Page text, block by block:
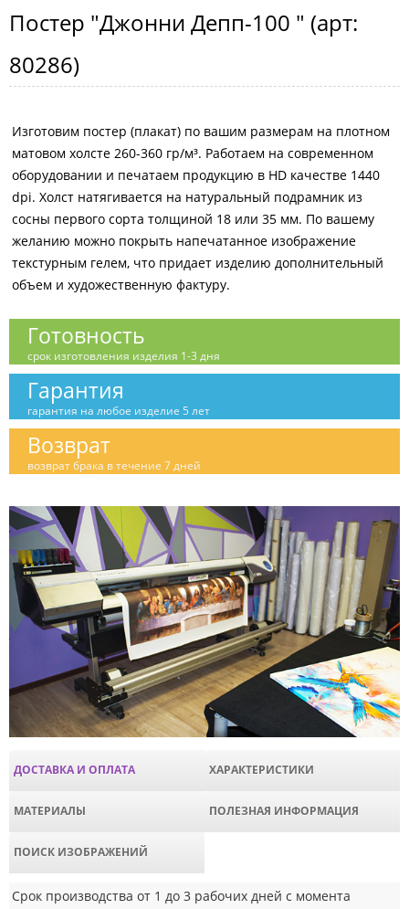
Постер "Джонни Депп-100 " (арт:
80286)
Изготовим постер (плакат) по вашим размерам на плотном
матовом холсте 260-360 гр/м³. Работаем на современном
оборудовании и печатаем продукцию в HD качестве 1440
dpi. Холст натягивается на натуральный подрамник из
сосны первого сорта толщиной 18 или 35 мм. По вашему
желанию можно покрыть напечатанное изображение
текстурным гелем, что придает изделию дополнительный
объем и художественную фактуру.
Готовность
срок изготовления изделия 1-3 дня
Гарантия
гарантия на любое изделие 5 лет
Возврат
возврат брака в течение 7 дней
ДОСТАВКА И ОПЛАТА ХАРАКТЕРИСТИКИ
МАТЕРИАЛЫ ПОЛЕЗНАЯ ИНФОРМАЦИЯ
ПОИСК ИЗОБРАЖЕНИЙ
Срок производства от 1 до 3 рабочих дней с момента